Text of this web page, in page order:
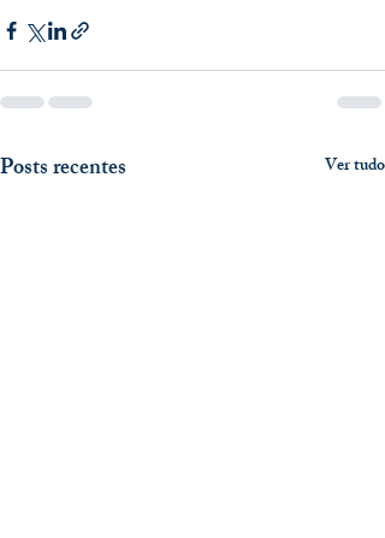
Posts recentes Ver tudo